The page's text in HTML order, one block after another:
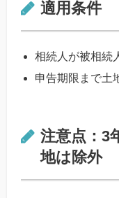
適用条件
相続人が被相続
申告期限まで土
注意点：3
地は除外